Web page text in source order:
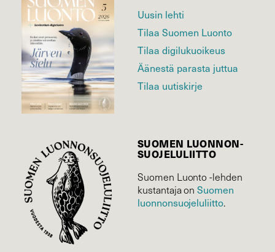
Uusin lehti
Tilaa Suomen Luonto
Tilaa digilukuoikeus
Äänestä parasta juttua
Tilaa uutiskirje
SUOMEN LUONNON­
SUOJELU­LIITTO
Suomen Luonto -lehden
kustantaja onSuomen
luonnonsuojelu­liitto.